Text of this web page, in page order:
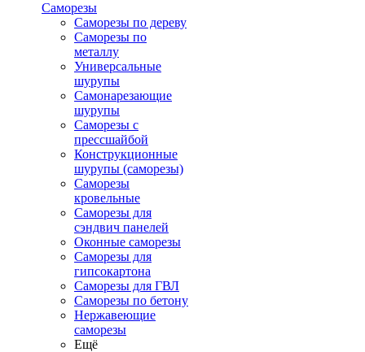
Саморезы
Саморезы по дереву
Саморезы по
металлу
Универсальные
шурупы
Самонарезающие
шурупы
Саморезы с
прессшайбой
Конструкционные
шурупы (саморезы)
Саморезы
кровельные
Саморезы для
сэндвич панелей
Оконные саморезы
Саморезы для
гипсокартона
Саморезы для ГВЛ
Саморезы по бетону
Нержавеющие
саморезы
Ещё